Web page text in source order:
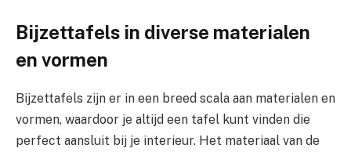
Bijzettafels in diverse materialen
en vormen
Bijzettafels zijn er in een breed scala aan materialen en
vormen, waardoor je altijd een tafel kunt vinden die
perfect aansluit bij je interieur. Het materiaal van de